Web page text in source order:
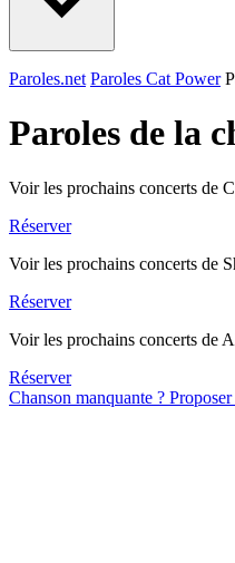
Paroles.net Paroles Cat Power
Paroles de la
Voir les prochains concerts de
Réserver
Voir les prochains concerts de
Réserver
Voir les prochains concerts de
Réserver
Chanson manquante ?